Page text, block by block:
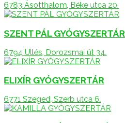
6783 Ásotthalom, Béke utca 20.
SZENT PÁL GYÓGYSZERTÁR
6794 Üllés, Dorozsmai út 34.
ELIXÍR GYÓGYSZERTÁR
6771 Szeged, Szerb utca 6.